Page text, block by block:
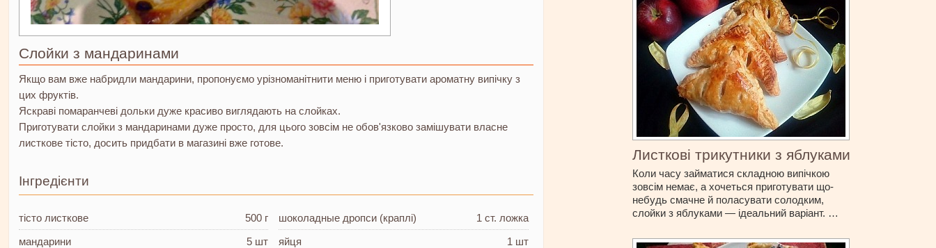
Слойки з мандаринами
Якщо вам вже набридли мандарини, пропонуємо урізноманітнити меню і приготувати ароматну випічку з
цих фруктів.
Яскраві помаранчеві дольки дуже красиво виглядають на слойках.
Приготувати слойки з мандаринами дуже просто, для цього зовсім не обов'язково замішувати власне
листкове тісто, досить придбати в магазині вже готове.
Інгредієнти
тісто листкове
500 г
мандарини
5 шт
шоколадные дропси (краплі)
1 ст. ложка
яйця
1 шт
Листкові трикутники з яблуками
Коли часу займатися складною випічкою
зовсім немає, а хочеться приготувати що-
небудь смачне й поласувати солодким,
слойки з яблуками — ідеальний варіант. …